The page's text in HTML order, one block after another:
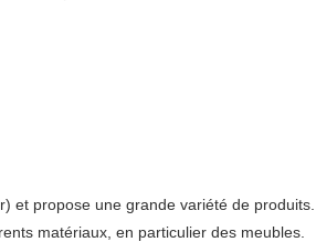
et propose une grande variété de produits.
matériaux, en particulier des meubles.